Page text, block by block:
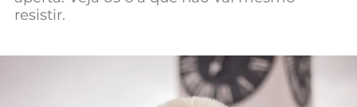
Mundial 2026
resistir.